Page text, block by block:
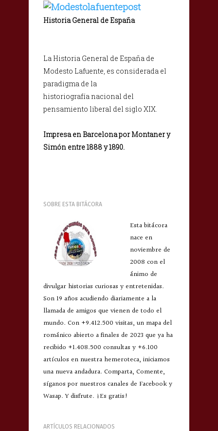
Historia General de España
La Historia General de España de
Modesto Lafuente, es considerada el
paradigma de la
historiografía nacional del
pensamiento liberal del siglo XIX.
Impresa en Barcelona por Montaner y
Simón entre 1888 y 1890.
SOBRE ESTA BITÁCORA
Esta bitácora
nace en
noviembre de
2008 con el
ánimo de
divulgar historias curiosas y entretenidas.
Son 19 años acudiendo diariamente a la
llamada de amigos que vienen de todo el
mundo. Con +9.412.500 visitas, un mapa del
románico abierto a finales de 2023 que ya ha
recibido +1.408.500 consultas y +6.100
artículos en nuestra hemeroteca, iniciamos
una nueva andadura. Comparta, Comente,
síganos por nuestros canales de Facebook y
Wasap. Y disfrute. ¡Es gratis!
ARTÍCULOS RELACIONADOS